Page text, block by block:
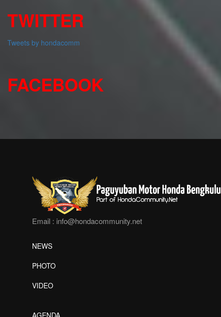
TWITTER
Tweets by hondacomm
FACEBOOK
Email : info@hondacommunity.net
NEWS
PHOTO
VIDEO
AGENDA